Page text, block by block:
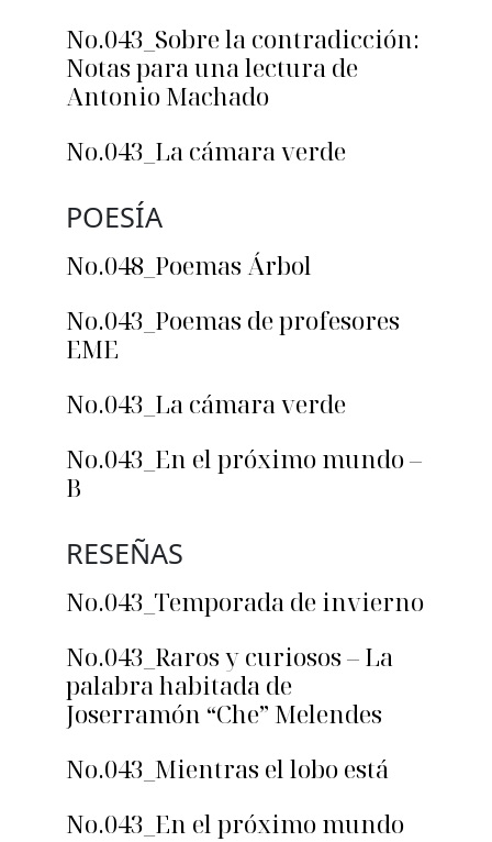
No.043_Sobre la contradicción:
Notas para una lectura de
Antonio Machado
No.043_La cámara verde
POESÍA
No.048_Poemas Árbol
No.043_Poemas de profesores
EME
No.043_La cámara verde
No.043_En el próximo mundo –
B
RESEÑAS
No.043_Temporada de invierno
No.043_Raros y curiosos – La
palabra habitada de
Joserramón “Che” Melendes
No.043_Mientras el lobo está
No.043_En el próximo mundo